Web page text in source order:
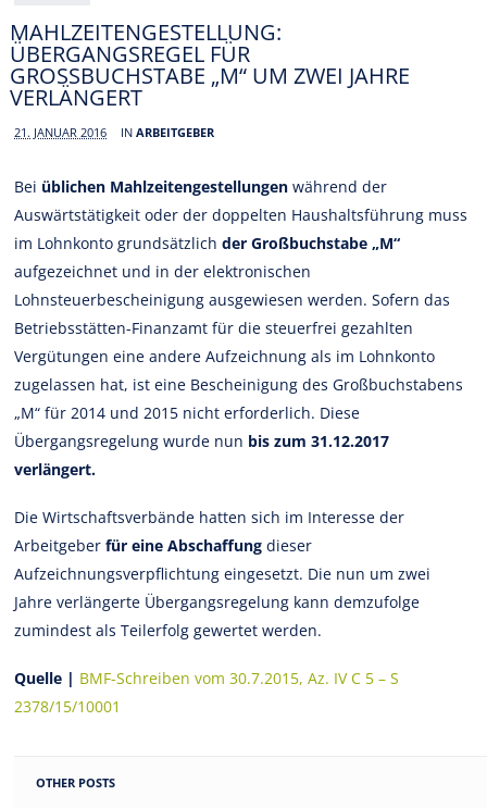
MAHLZEITENGESTELLUNG:
ÜBERGANGSREGEL FÜR
GROSSBUCHSTABE „M“ UM ZWEI JAHRE V
ERLÄNGERT
21. JANUAR 2016 INARBEITGEBER
Bei üblichen Mahlzeitengestellungen während der
Auswärtstätigkeit oder der doppelten Haushaltsführung muss
im Lohnkonto grundsätzlichder Großbuchstabe „M“
aufgezeichnet und in der elektronischen
Lohnsteuerbescheinigung ausgewiesen werden. Sofern das
Betriebsstätten-Finanzamt für die steuerfrei gezahlten
Vergütungen eine andere Aufzeichnung als im Lohnkonto
zugelassen hat, ist eine Bescheinigung des Großbuchstabens
„M“ für 2014 und 2015 nicht erforderlich. Diese
Übergangsregelung wurde nun bis zum 31.12.2017
verlängert.
Die Wirtschaftsverbände hatten sich im Interesse der
Arbeitgeberfür eine Abschaffungdieser
Aufzeichnungsverpflichtung eingesetzt. Die nun um zwei
Jahre verlängerte Übergangsregelung kann demzufolge
zumindest als Teilerfolg gewertet werden.
Quelle | BMF-Schreiben vom 30.7.2015, Az. IV C 5 – S
2378/15/10001
OTHER POSTS